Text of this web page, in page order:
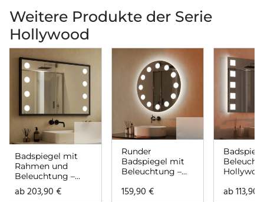
Weitere Produkte der Serie
Hollywood
Badspiegel mit
Rahmen und
Beleuchtung –
Hollywood links
rechts
ab203,90€
Runder
Badspiegel mit
Beleuchtung –
159,90€ ab113,90